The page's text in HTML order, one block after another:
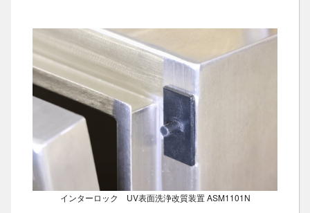
インターロック UV表面洗浄改質装置 ASM1101N